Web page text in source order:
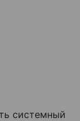
системный